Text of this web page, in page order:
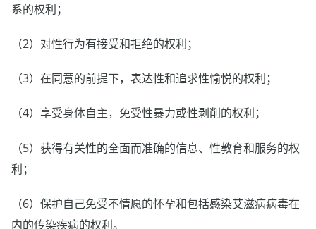
系的权利；
（2）对性行为有接受和拒绝的权利；
（3）在同意的前提下，表达性和追求性愉悦的权利；
（4）享受身体自主，免受性暴力或性剥削的权利；
（5）获得有关性的全面而准确的信息、性教育和服务的权
利；
（6）保护自己免受不情愿的怀孕和包括感染艾滋病病毒在
内的传染疾病的权利。